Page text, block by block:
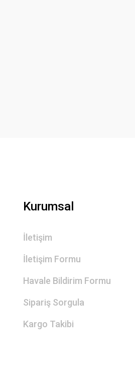
Kurumsal
İletişim
İletişim Formu
Havale Bildirim Formu
Sipariş Sorgula
Kargo Takibi